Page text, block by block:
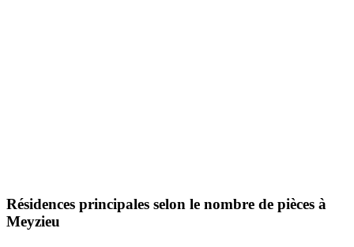
Résidences principales selon le nombre de pièces à
Meyzieu